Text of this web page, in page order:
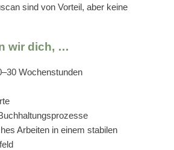
sind von Vorteil, aber keine
wir dich, …
Wochenstunden
Arbeiten in einem stabilen